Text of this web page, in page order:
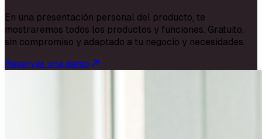
En una presentación personal del producto, te
mostraremos todos los productos y funciones. Gratuito,
sin compromiso y adaptado a tu negocio y necesidades.
Reservar una demo